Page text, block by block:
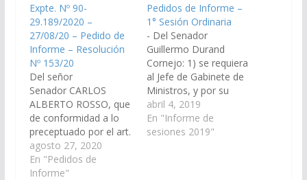
Expte. Nº 90-
29.189/2020 –
27/08/20 – Pedido de
Informe – Resolución
Nº 153/20
Del señor
Senador CARLOS
ALBERTO ROSSO, que
de conformidad a lo
preceptuado por el art.
116 de la Constitución
de la Provincia de Salta
y el art. 149 del
agosto 27, 2020
En "Pedidos de
Informe"
Pedidos de Informe –
1° Sesión Ordinaria
- Del Senador
Guillermo Durand
Cornejo: 1) se requiera
al Jefe de Gabinete de
Ministros, y por su
intermedio al
Ministerio de
Infraestructura, Tierra
abril 4, 2019
En "Informe de
sesiones 2019"